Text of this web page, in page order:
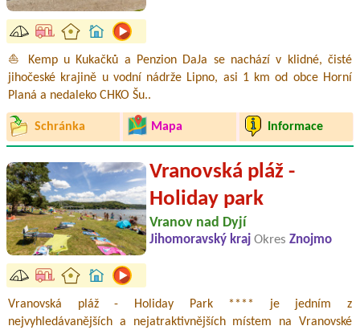
⛵ Kemp u Kukačků a Penzion DaJa se nachází v klidné, čisté
jihočeské krajině u vodní nádrže Lipno, asi 1 km od obce Horní
Planá a nedaleko CHKO Šu..
Schránka Mapa Informace
Vranovská pláž -
Holiday park
Vranov nad Dyjí
Jihomoravský kraj Okres Znojmo
Vranovská pláž - Holiday Park **** je jedním z
nejvyhledávanějších a nejatraktivnějších místem na Vranovské